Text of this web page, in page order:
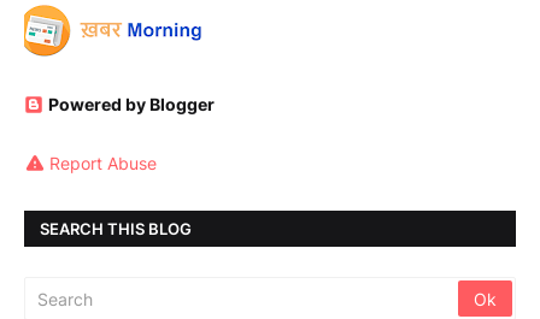
Powered by Blogger
Report Abuse
SEARCH THIS BLOG